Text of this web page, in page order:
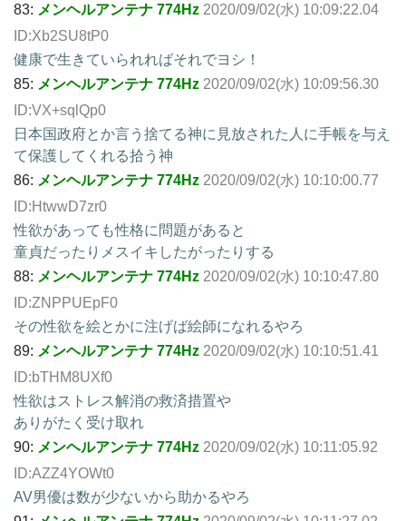
83: メンヘルアンテナ 774Hz 2020/09/02(水) 10:09:22.04
ID:Xb2SU8tP0
健康で生きていられればそれでヨシ！
85: メンヘルアンテナ 774Hz 2020/09/02(水) 10:09:56.30
ID:VX+sqlQp0
日本国政府とか言う捨てる神に見放された人に手帳を与え
て保護してくれる拾う神
86: メンヘルアンテナ 774Hz 2020/09/02(水) 10:10:00.77
ID:HtwwD7zr0
性欲があっても性格に問題があると
童貞だったりメスイキしたがったりする
88: メンヘルアンテナ 774Hz 2020/09/02(水) 10:10:47.80
ID:ZNPPUEpF0
その性欲を絵とかに注げば絵師になれるやろ
89: メンヘルアンテナ 774Hz 2020/09/02(水) 10:10:51.41
ID:bTHM8UXf0
性欲はストレス解消の救済措置や
ありがたく受け取れ
90: メンヘルアンテナ 774Hz 2020/09/02(水) 10:11:05.92
ID:AZZ4YOWt0
AV男優は数が少ないから助かるやろ